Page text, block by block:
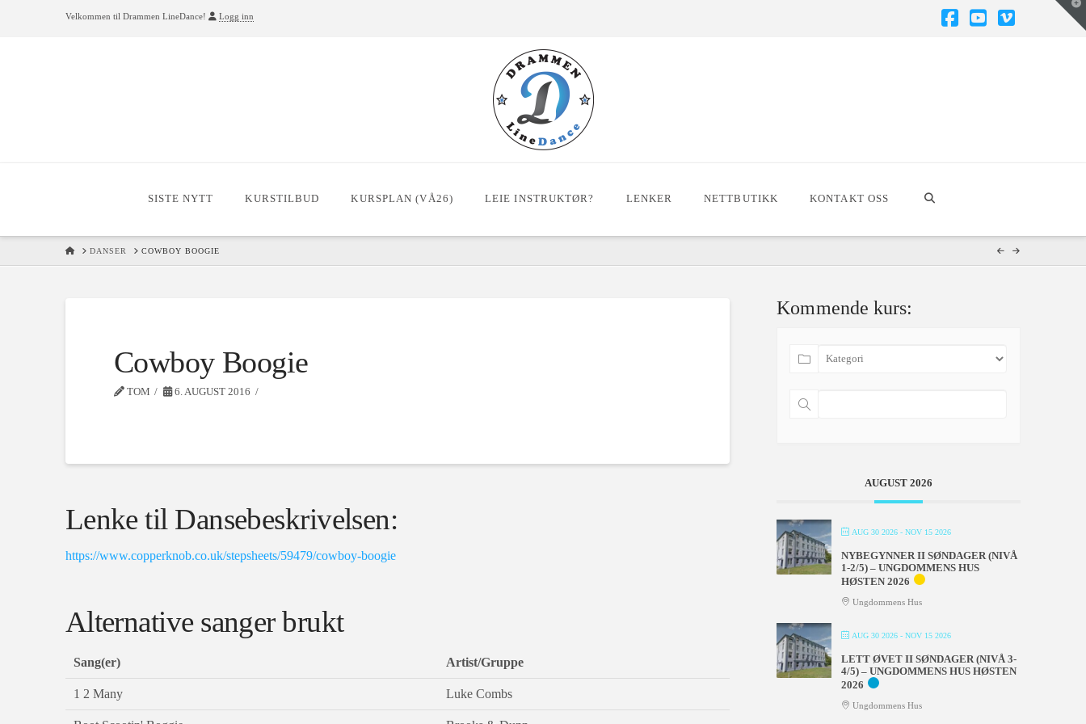
Velkommen til Drammen LineDance! Logg inn
SISTE NYTT KURSTILBUD KURSPLAN (VÅ26) LEIE INSTRUKTØR? LENKER NETTBUTIKK KONTAKT OSS
HOMEDANSER COWBOY BOOGIE
Cowboy Boogie
TOM 6. AUGUST 2016
Lenke til Dansebeskrivelsen:
https://www.copperknob.co.uk/stepsheets/59479/cowboy-boogie
Alternative sanger brukt
Sang(er) Artist/Gruppe
1 2 Many Luke Combs
Kommende kurs:
AUGUST 2026
AUG 30 2026 - NOV 15 2026
NYBEGYNNER II SØNDAGER (NIVÅ
1-2/5) – UNGDOMMENS HUS
HØSTEN 2026
Ungdommens Hus
AUG 30 2026 - NOV 15 2026
LETT ØVET II SØNDAGER (NIVÅ 3-
4/5) – UNGDOMMENS HUS HØSTEN
2026
Ungdommens Hus